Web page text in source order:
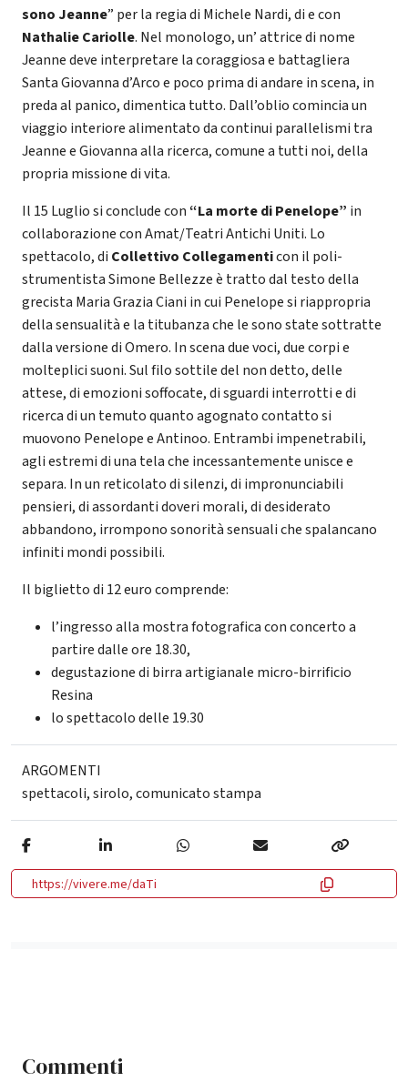
sono Jeanne” per la regia di Michele Nardi, di e con
Nathalie Cariolle. Nel monologo, un’ attrice di nome
Jeanne deve interpretare la coraggiosa e battagliera
Santa Giovanna d’Arco e poco prima di andare in scena, in
preda al panico, dimentica tutto. Dall’oblio comincia un
viaggio interiore alimentato da continui parallelismi tra
Jeanne e Giovanna alla ricerca, comune a tutti noi, della
propria missione di vita.
Il 15 Luglio si conclude con“La morte di Penelope” in
collaborazione con Amat/Teatri Antichi Uniti. Lo
spettacolo, di Collettivo Collegamenticon il poli-
strumentista Simone Bellezze è tratto dal testo della
grecista Maria Grazia Ciani in cui Penelope si riappropria
della sensualità e la titubanza che le sono state sottratte
dalla versione di Omero. In scena due voci, due corpi e
molteplici suoni. Sul filo sottile del non detto, delle
attese, di emozioni soffocate, di sguardi interrotti e di
ricerca di un temuto quanto agognato contatto si
muovono Penelope e Antinoo. Entrambi impenetrabili,
agli estremi di una tela che incessantemente unisce e
separa. In un reticolato di silenzi, di impronunciabili
pensieri, di assordanti doveri morali, di desiderato
abbandono, irrompono sonorità sensuali che spalancano
infiniti mondi possibili.
Il biglietto di 12 euro comprende:
l’ingresso alla mostra fotografica con concerto a
partire dalle ore 18.30,
degustazione di birra artigianale micro-birrificio
Resina
lo spettacolo delle 19.30
ARGOMENTI
spettacoli,sirolo,comunicato stampa
https://vivere.me/daTi
Commenti